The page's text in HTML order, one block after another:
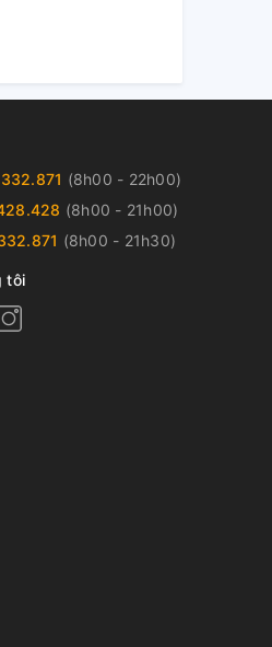
(8h00 - 22h00)
(8h00 - 21h00)
(8h00 - 21h30)
tôi